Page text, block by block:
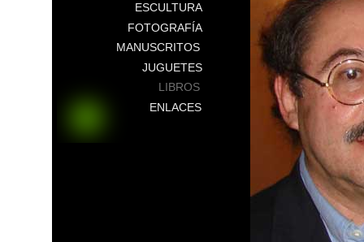
ESCULTURA
FOTOGRAFÍA
MANUSCRITOS
JUGUETES
LIBROS
ENLACES